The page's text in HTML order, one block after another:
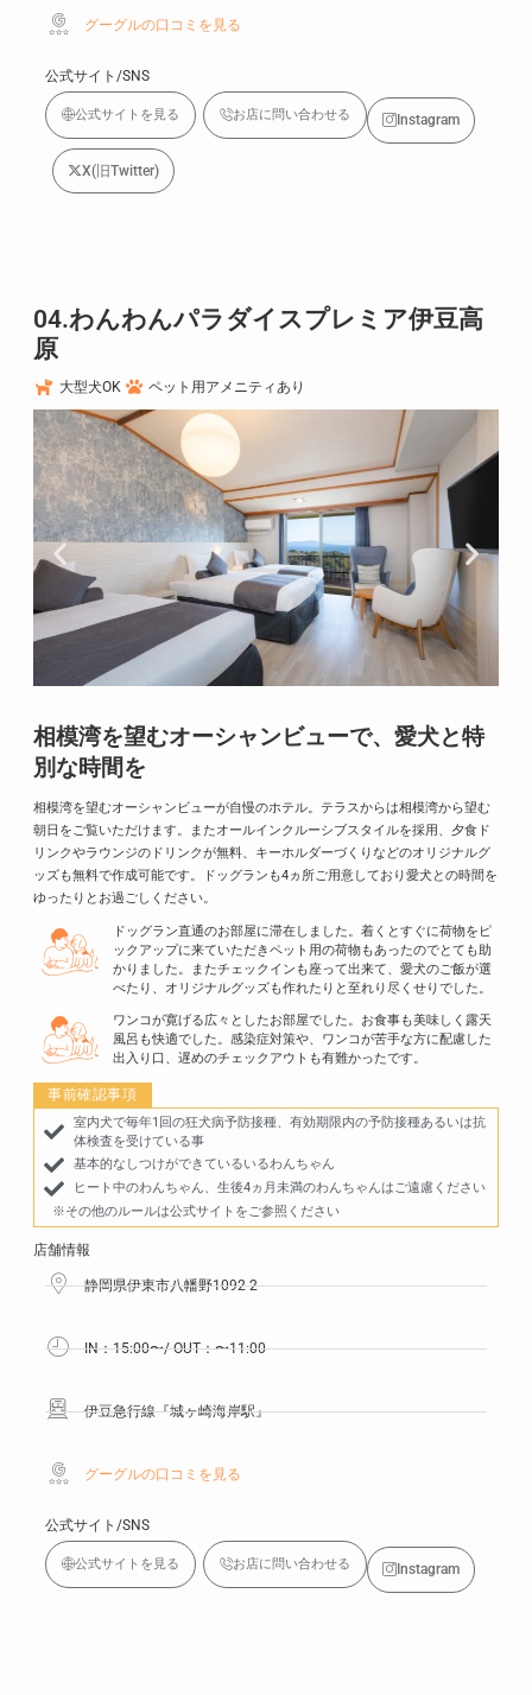
グーグルの口コミを見る
公式サイト/SNS
公式サイトを見る お店に問い合わせる Instagram
X(旧Twitter)
04.わんわんパラダイスプレミア伊豆高
原
大型犬OK ペット用アメニティあり
相模湾を望むオーシャンビューで、愛犬と特
別な時間を
相模湾を望むオーシャンビューが自慢のホテル。テラスからは相模湾から望む
朝日をご覧いただけます。またオールインクルーシブスタイルを採用、夕食ド
リンクやラウンジのドリンクが無料、キーホルダーづくりなどのオリジナルグ
ッズも無料で作成可能です。ドッグランも4ヵ所ご用意しており愛犬との時間を
ゆったりとお過ごしください。
ドッグラン直通のお部屋に滞在しました。着くとすぐに荷物をピ
ックアップに来ていただきペット用の荷物もあったのでとても助
かりました。またチェックインも座って出来て、愛犬のご飯が選
べたり、オリジナルグッズも作れたりと至れり尽くせりでした。
ワンコが寛げる広々としたお部屋でした。お食事も美味しく露天
風呂も快適でした。感染症対策や、ワンコが苦手な方に配慮した
出入り口、遅めのチェックアウトも有難かったです。
事前確認事項
室内犬で毎年1回の狂犬病予防接種、有効期限内の予防接種あるいは抗
体検査を受けている事
基本的なしつけができているいるわんちゃん
ヒート中のわんちゃん、生後4ヵ月未満のわんちゃんはご遠慮ください
※その他のルールは公式サイトをご参照ください
店舗情報
静岡県伊東市八幡野1092-2
IN：15:00〜/ OUT：〜11:00
伊豆急行線『城ヶ崎海岸駅』
グーグルの口コミを見る
公式サイト/SNS
公式サイトを見る お店に問い合わせる Instagram